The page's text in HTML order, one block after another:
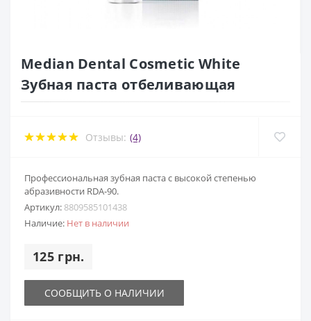
Median Dental Cosmetic White
Зубная паста отбеливающая
Отзывы: (4)
Профессиональная зубная паста с высокой степенью
абразивности RDA-90.
Артикул: 8809585101438
Наличие: Нет в наличии
125 грн.
СООБЩИТЬ О НАЛИЧИИ